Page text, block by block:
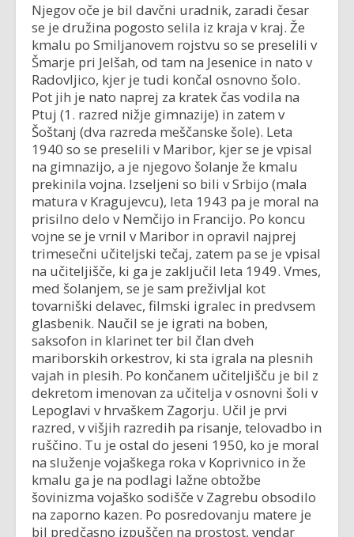
Njegov oče je bil davčni uradnik, zaradi česar
se je družina pogosto selila iz kraja v kraj. Že
kmalu po Smiljanovem rojstvu so se preselili v
Šmarje pri Jelšah, od tam na Jesenice in nato v
Radovljico, kjer je tudi končal osnovno šolo.
Pot jih je nato naprej za kratek čas vodila na
Ptuj (1. razred nižje gimnazije) in zatem v
Šoštanj (dva razreda meščanske šole). Leta
1940 so se preselili v Maribor, kjer se je vpisal
na gimnazijo, a je njegovo šolanje že kmalu
prekinila vojna. Izseljeni so bili v Srbijo (mala
matura v Kragujevcu), leta 1943 pa je moral na
prisilno delo v Nemčijo in Francijo. Po koncu
vojne se je vrnil v Maribor in opravil najprej
trimesečni učiteljski tečaj, zatem pa se je vpisal
na učiteljišče, ki ga je zaključil leta 1949. Vmes,
med šolanjem, se je sam preživljal kot
tovarniški delavec, filmski igralec in predvsem
glasbenik. Naučil se je igrati na boben,
saksofon in klarinet ter bil član dveh
mariborskih orkestrov, ki sta igrala na plesnih
vajah in plesih. Po končanem učiteljišču je bil z
dekretom imenovan za učitelja v osnovni šoli v
Lepoglavi v hrvaškem Zagorju. Učil je prvi
razred, v višjih razredih pa risanje, telovadbo in
ruščino. Tu je ostal do jeseni 1950, ko je moral
na služenje vojaškega roka v Koprivnico in že
kmalu ga je na podlagi lažne obtožbe
šovinizma vojaško sodišče v Zagrebu obsodilo
na zaporno kazen. Po posredovanju matere je
bil predčasno izpuščen na prostost, vendar